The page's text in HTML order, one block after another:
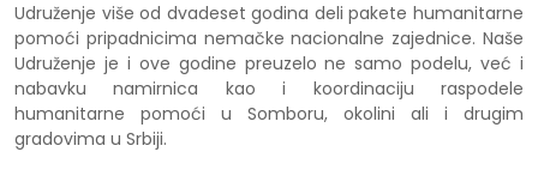
Udruženje više od dvadeset godina deli pakete humanitarne
pomoći pripadnicima nemačke nacionalne zajednice. Naše
Udruženje je i ove godine preuzelo ne samo podelu, već i
nabavku namirnica kao i koordinaciju raspodele
humanitarne pomoći u Somboru, okolini ali i drugim
gradovima u Srbiji.